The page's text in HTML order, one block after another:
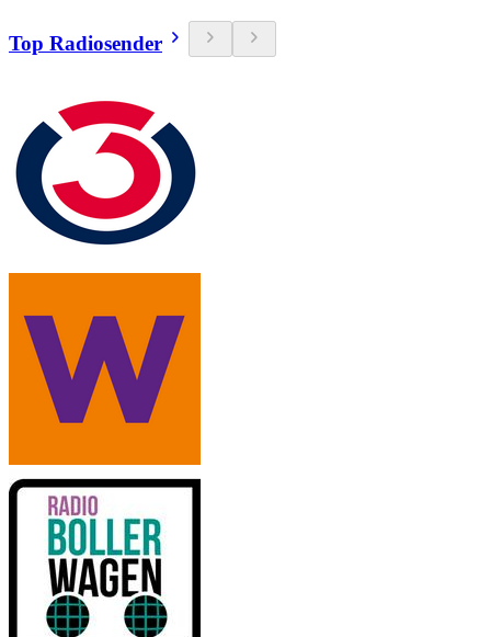
Top Radiosender